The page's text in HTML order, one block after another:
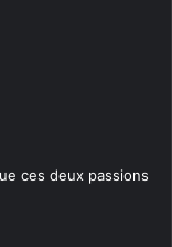
ces deux passions